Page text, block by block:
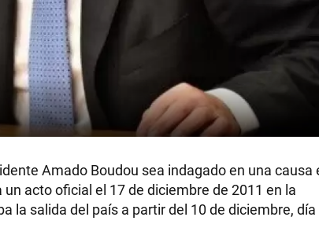
Amado Boudou sea indagado en una causa
acto oficial el 17 de diciembre de 2011 en la
la salida del país a partir del 10 de diciembre, día